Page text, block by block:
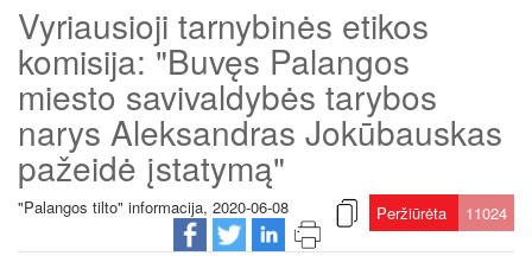
Vyriausioji tarnybinės etikos
komisija: "Buvęs Palangos
miesto savivaldybės tarybos
narys Aleksandras Jokūbauskas
pažeidė įstatymą"
"Palangos tilto" informacija, 2020-06-08 Peržiūrėta 11024